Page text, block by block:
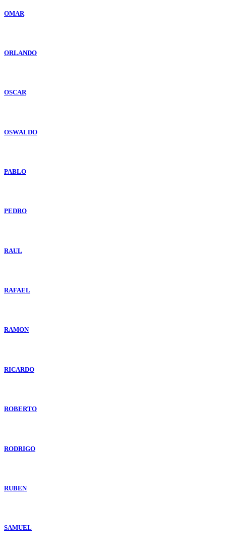
OMAR
ORLANDO
OSCAR
OSWALDO
PABLO
PEDRO
RAUL
RAFAEL
RAMON
RICARDO
ROBERTO
RODRIGO
RUBEN
SAMUEL